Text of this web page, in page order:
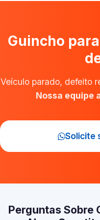
Guincho
Veículo parado, defeito
Nossa equipe
Solicite
Perguntas Sobre